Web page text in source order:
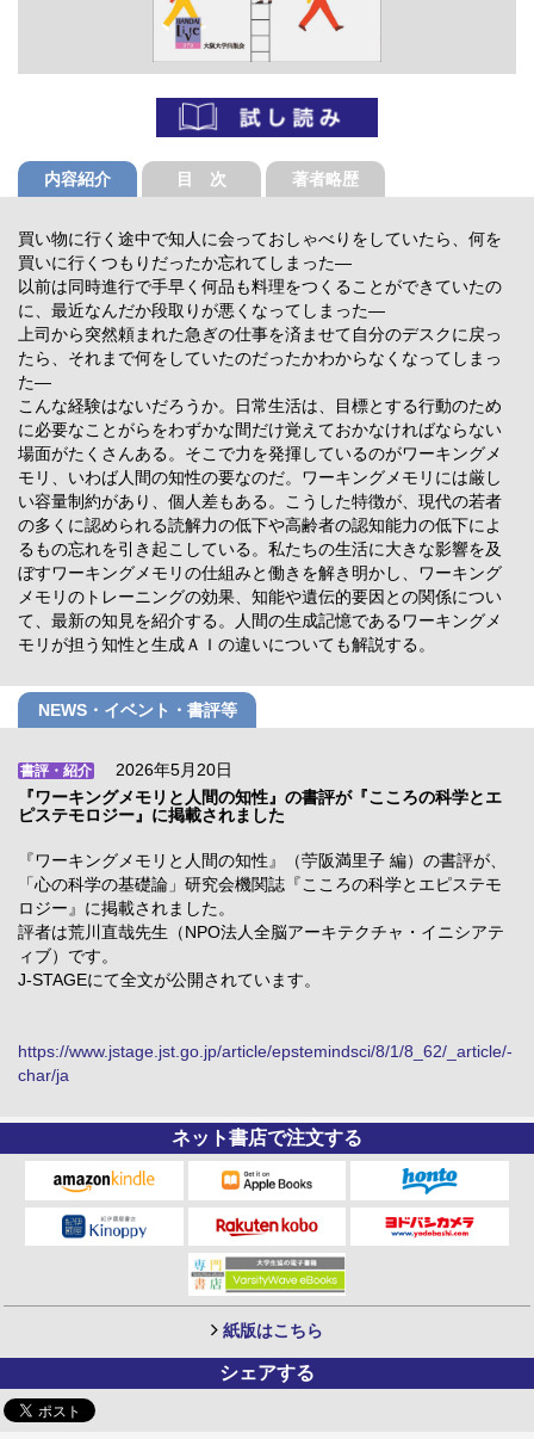
内容紹介 目 次 著者略歴
買い物に行く途中で知人に会っておしゃべりをしていたら、何を
買いに行くつもりだったか忘れてしまった―
以前は同時進行で手早く何品も料理をつくることができていたの
に、最近なんだか段取りが悪くなってしまった―
上司から突然頼まれた急ぎの仕事を済ませて自分のデスクに戻っ
たら、それまで何をしていたのだったかわからなくなってしまっ
た―
こんな経験はないだろうか。日常生活は、目標とする行動のため
に必要なことがらをわずかな間だけ覚えておかなければならない
場面がたくさんある。そこで力を発揮しているのがワーキングメ
モリ、いわば人間の知性の要なのだ。ワーキングメモリには厳し
い容量制約があり、個人差もある。こうした特徴が、現代の若者
の多くに認められる読解力の低下や高齢者の認知能力の低下によ
るもの忘れを引き起こしている。私たちの生活に大きな影響を及
ぼすワーキングメモリの仕組みと働きを解き明かし、ワーキング
メモリのトレーニングの効果、知能や遺伝的要因との関係につい
て、最新の知見を紹介する。人間の生成記憶であるワーキングメ
モリが担う知性と生成ＡＩの違いについても解説する。
NEWS・イベント・書評等
書評・紹介
2026年5月20日
『ワーキングメモリと人間の知性』の書評が『こころの科学とエ
ピステモロジー』に掲載されました
『ワーキングメモリと人間の知性』（苧阪満里子 編）の書評が、
「心の科学の基礎論」研究会機関誌『こころの科学とエピステモ
ロジー』に掲載されました。
評者は荒川直哉先生（NPO法人全脳アーキテクチャ・イニシアテ
ィブ）です。
J-STAGEにて全文が公開されています。
https://www.jstage.jst.go.jp/article/epstemindsci/8/1/8_62/_article/-
char/ja
ネット書店で注文する
紙版はこちら
シェアする